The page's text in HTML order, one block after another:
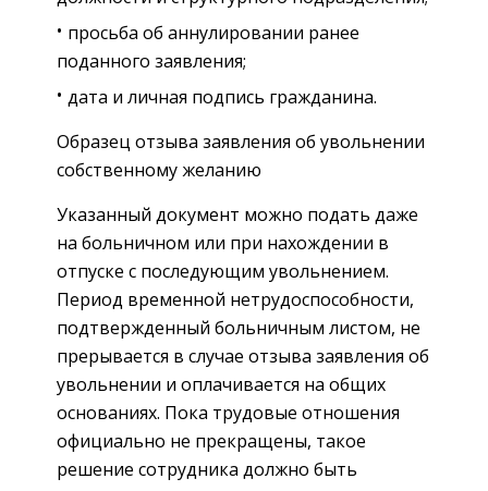
просьба об аннулировании ранее
поданного заявления;
дата и личная подпись гражданина.
Образец отзыва заявления об увольнении
собственному желанию
Указанный документ можно подать даже
на больничном или при нахождении в
отпуске с последующим увольнением.
Период временной нетрудоспособности,
подтвержденный больничным листом, не
прерывается в случае отзыва заявления об
увольнении и оплачивается на общих
основаниях. Пока трудовые отношения
официально не прекращены, такое
решение сотрудника должно быть